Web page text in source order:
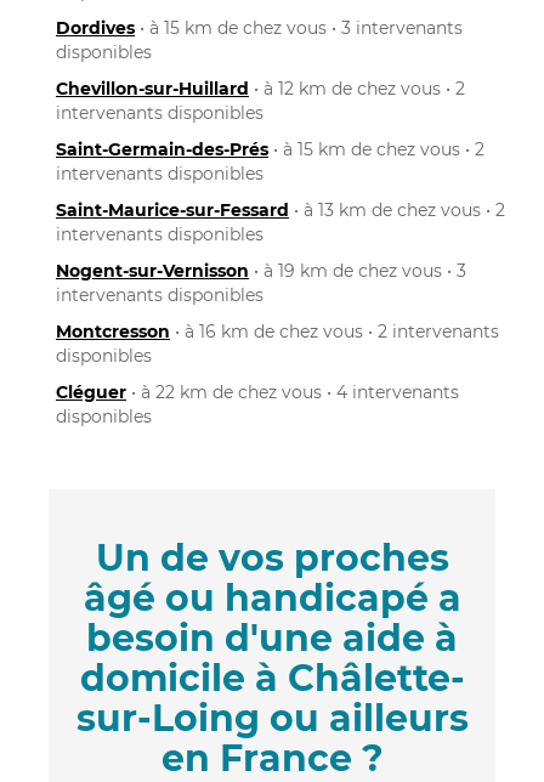
Dordives • à 15 km de chez vous • 3 intervenants
disponibles
Chevillon-sur-Huillard • à 12 km de chez vous • 2
intervenants disponibles
Saint-Germain-des-Prés • à 15 km de chez vous • 2
intervenants disponibles
Saint-Maurice-sur-Fessard • à 13 km de chez vous • 2
intervenants disponibles
Nogent-sur-Vernisson • à 19 km de chez vous • 3
intervenants disponibles
Montcresson • à 16 km de chez vous • 2 intervenants
disponibles
Cléguer • à 22 km de chez vous • 4 intervenants
disponibles
Un de vos proches
âgé ou handicapé a
besoin d'une aide à
domicile à Châlette-
sur-Loing ou ailleurs
en France ?